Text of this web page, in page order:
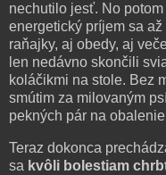
nechutilo jesť. No
energetický príjem sa
raňajky, aj obedy, aj
len nedávno skončili
koláčikmi na stole. Bez
smútim za milovaným
pekných pár na
Teraz dokonca
sa kvôli bolestiam